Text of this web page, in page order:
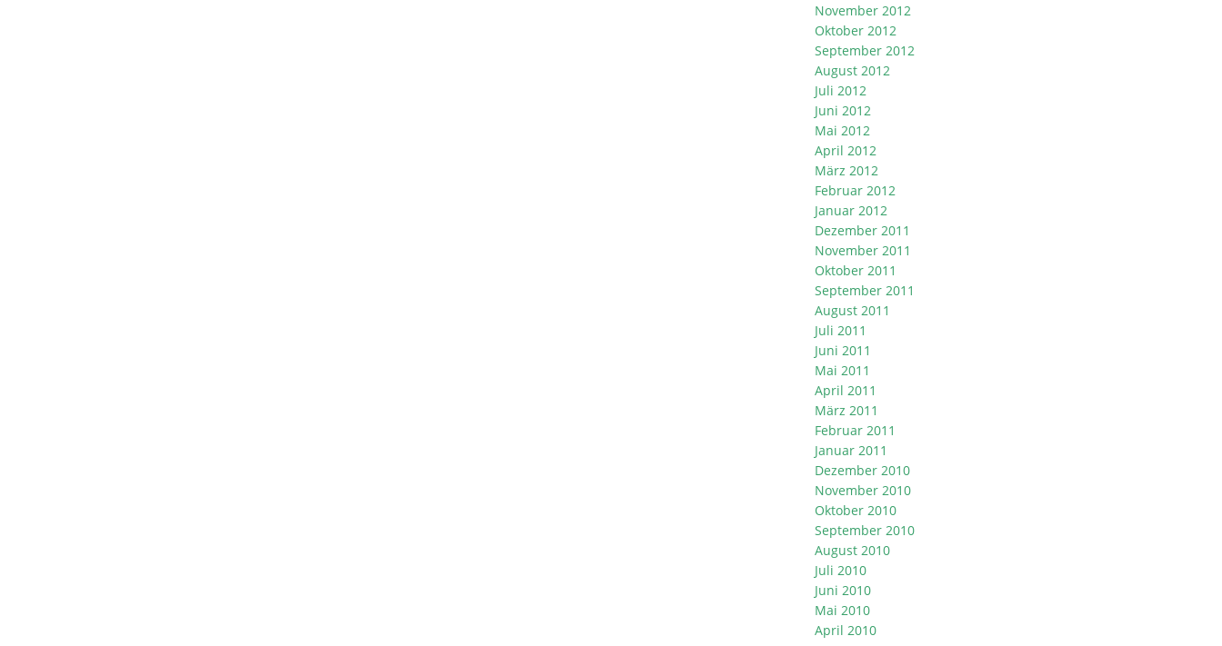
November 2012
Oktober 2012
September 2012
August 2012
Juli 2012
Juni 2012
Mai 2012
April 2012
März 2012
Februar 2012
Januar 2012
Dezember 2011
November 2011
Oktober 2011
September 2011
August 2011
Juli 2011
Juni 2011
Mai 2011
April 2011
März 2011
Februar 2011
Januar 2011
Dezember 2010
November 2010
Oktober 2010
September 2010
August 2010
Juli 2010
Juni 2010
Mai 2010
April 2010